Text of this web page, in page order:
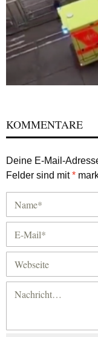
KOMMENTARE
Deine E-Mail-
Felder sind mit*